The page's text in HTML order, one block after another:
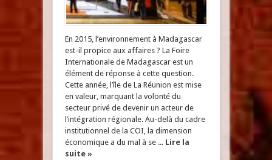
En 2015, l’environnement à Madagascar
est-il propice aux affaires ? La Foire
Internationale de Madagascar est un
élément de réponse à cette question.
Cette année, l’île de La Réunion est mise
en valeur, marquant la volonté du
secteur privé de devenir un acteur de
l’intégration régionale. Au-delà du cadre
institutionnel de la COI, la dimension
économique a du mal à se ... Lire la
suite »